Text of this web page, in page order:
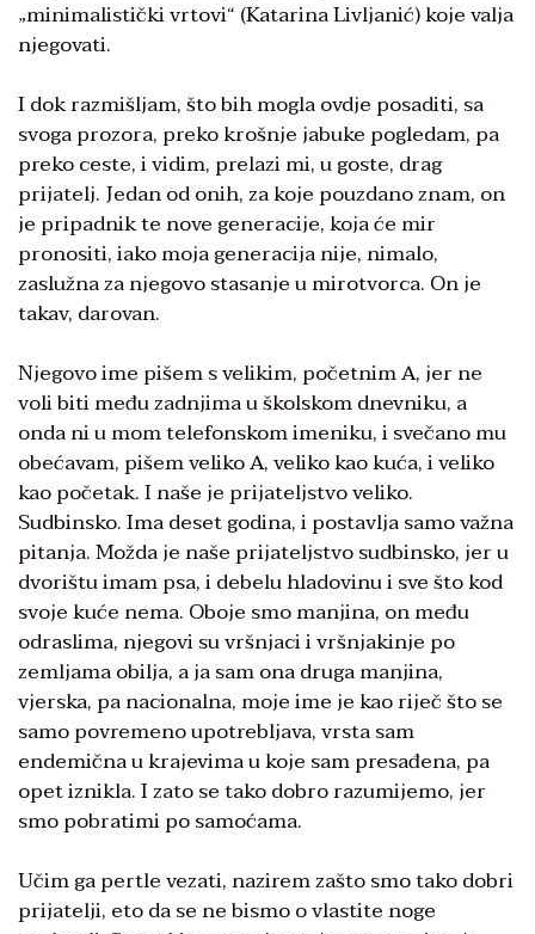
„minimalistički vrtovi“ (Katarina Livljanić) koje valja
njegovati.
I dok razmišljam, što bih mogla ovdje posaditi, sa
svoga prozora, preko krošnje jabuke pogledam, pa
preko ceste, i vidim, prelazi mi, u goste, drag
prijatelj. Jedan od onih, za koje pouzdano znam, on
je pripadnik te nove generacije, koja će mir
pronositi, iako moja generacija nije, nimalo,
zaslužna za njegovo stasanje u mirotvorca. On je
takav, darovan.
Njegovo ime pišem s velikim, početnim A, jer ne
voli biti među zadnjima u školskom dnevniku, a
onda ni u mom telefonskom imeniku, i svečano mu
obećavam, pišem veliko A, veliko kao kuća, i veliko
kao početak. I naše je prijateljstvo veliko.
Sudbinsko. Ima deset godina, i postavlja samo važna
pitanja. Možda je naše prijateljstvo sudbinsko, jer u
dvorištu imam psa, i debelu hladovinu i sve što kod
svoje kuće nema. Oboje smo manjina, on među
odraslima, njegovi su vršnjaci i vršnjakinje po
zemljama obilja, a ja sam ona druga manjina,
vjerska, pa nacionalna, moje ime je kao riječ što se
samo povremeno upotrebljava, vrsta sam
endemična u krajevima u koje sam presađena, pa
opet iznikla. I zato se tako dobro razumijemo, jer
smo pobratimi po samoćama.
Učim ga pertle vezati, nazirem zašto smo tako dobri
prijatelji, eto da se ne bismo o vlastite noge